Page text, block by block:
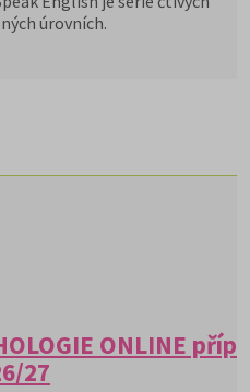
úrovních.
ONLINE
27